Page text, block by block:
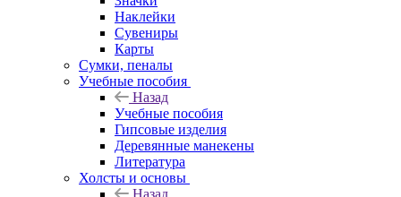
Наклейки
Сувениры
Карты
Сумки, пеналы
Учебные пособия
Назад
Учебные пособия
Гипсовые изделия
Деревянные манекены
Литература
Холсты и основы
Назад